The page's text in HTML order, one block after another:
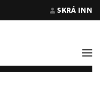
SKRÁ INN